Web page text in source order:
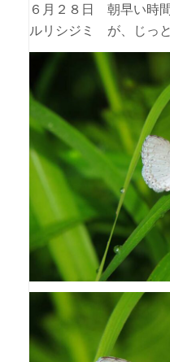
６月２８日 朝早い時
ルリシジミ が、じっと